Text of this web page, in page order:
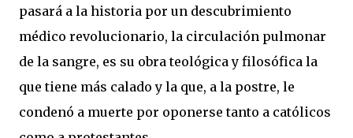
pasará a la historia por un descubrimiento
médico revolucionario, la circulación pulmonar
de la sangre, es su obra teológica y filosófica la
que tiene más calado y la que, a la postre, le
condenó a muerte por oponerse tanto a católicos